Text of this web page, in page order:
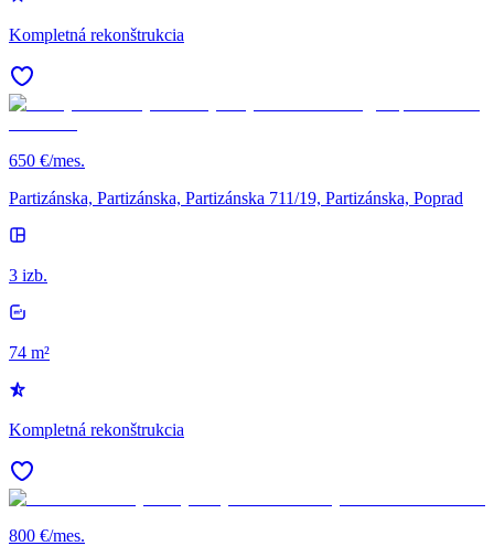
Kompletná rekonštrukcia
650 €/mes.
Partizánska, Partizánska, Partizánska 711/19, Partizánska, Poprad
3 izb.
74 m²
Kompletná rekonštrukcia
800 €/mes.